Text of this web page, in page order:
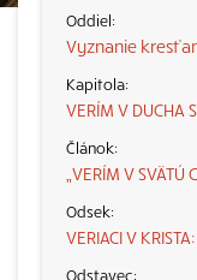
Vyznanie
VERÍM V DUCHA
„VERÍM V SVÄTÚ
VERIACI V